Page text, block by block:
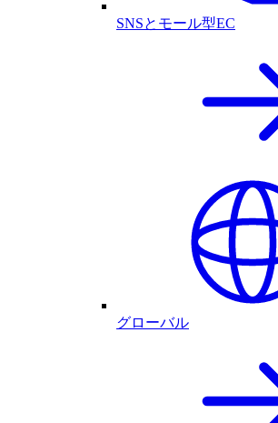
SNSとモール型EC
グローバル